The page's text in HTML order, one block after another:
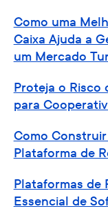
Como uma
Caixa Ajuda a
um Mercado
Proteja o Risco
para
Como
Plataforma de
Plataformas de
Essencial de